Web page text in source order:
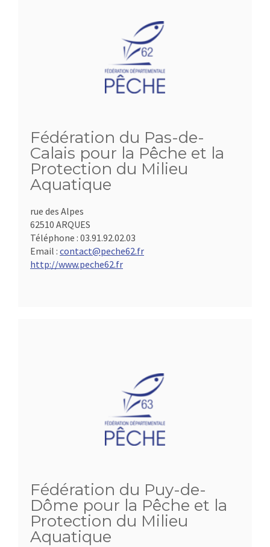
Fédération du Pas-de-
Calais pour la Pêche et la
Protection du Milieu
Aquatique
rue des Alpes
62510 ARQUES
Téléphone : 03.91.92.02.03
Email : contact@peche62.fr
http://www.peche62.fr
Fédération du Puy-de-
Dôme pour la Pêche et la
Protection du Milieu
Aquatique